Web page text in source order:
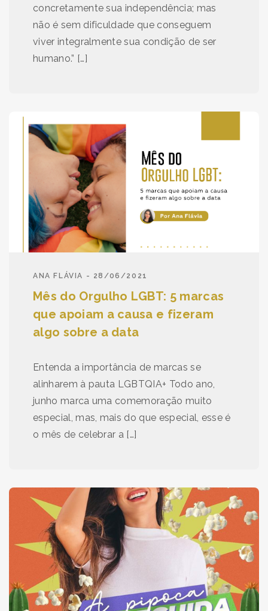
concretamente sua independência; mas
não é sem dificuldade que conseguem
viver integralmente sua condição de ser
humano.” […]
ANA FLÁVIA - 28/06/2021
Mês do Orgulho LGBT: 5 marcas
que apoiam a causa e fizeram
algo sobre a data
Entenda a importância de marcas se
alinharem à pauta LGBTQIA+ Todo ano,
junho marca uma comemoração muito
especial, mas, mais do que especial, esse é
o mês de celebrar a […]